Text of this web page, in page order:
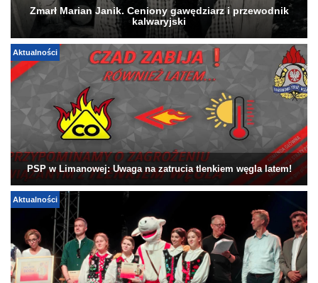
Zmarł Marian Janik. Ceniony gawędziarz i przewodnik
kalwaryjski
Aktualności
PSP w Limanowej: Uwaga na zatrucia tlenkiem węgla latem!
Aktualności